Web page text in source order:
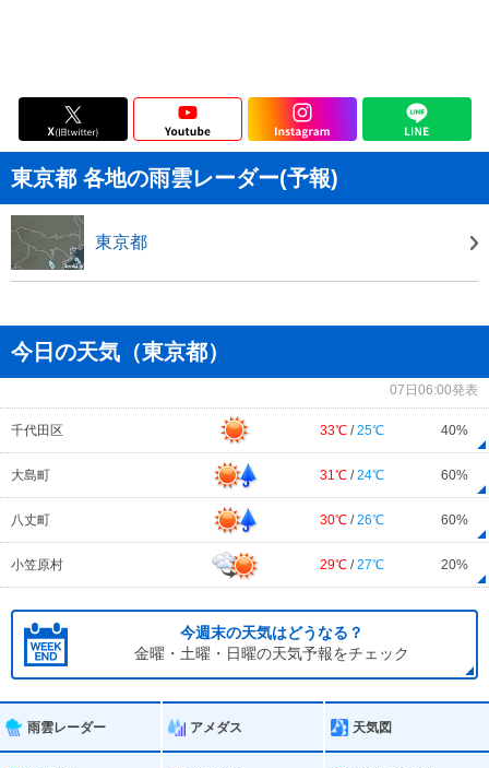
東京都 各地の雨雲レーダー(予報)
東京都
今日の天気（東京都）
07日06:00発表
千代田区 33℃ / 25℃ 40%
大島町 31℃ / 24℃ 60%
八丈町 30℃ / 26℃ 60%
小笠原村 29℃ / 27℃ 20%
今週末の天気はどうなる？
金曜・土曜・日曜の天気予報をチェック
雨雲レーダー アメダス 天気図